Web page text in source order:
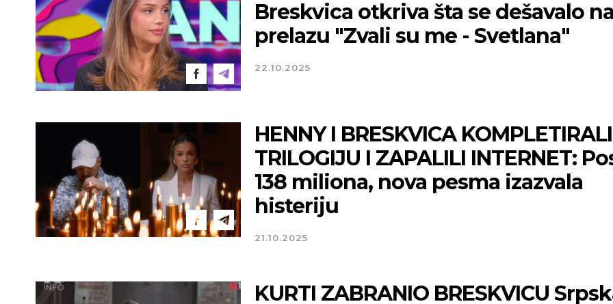
Breskvica otkriva šta se dešavalo
prelazu "Zvali su me - Svetlana"
22.10.2025
HENNY I BRESKVICA KOMPLETIRALI
TRILOGIJU I ZAPALILI INTERNET:
138 miliona, nova pesma izazvala
histeriju
21.10.2025
KURTI ZABRANIO BRESKVICU